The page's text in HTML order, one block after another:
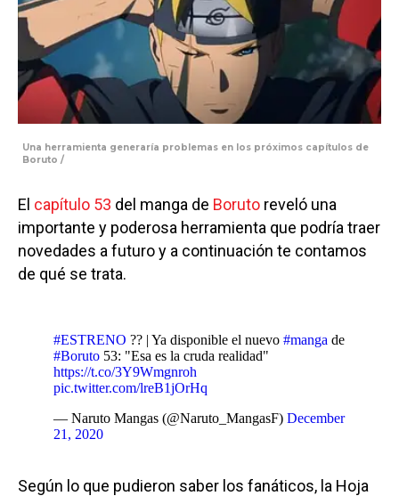
Una herramienta generaría problemas en los próximos capítulos de
Boruto /
El capítulo 53 del manga de Boruto reveló una
importante y poderosa herramienta que podría traer
novedades a futuro y a continuación te contamos
de qué se trata.
#ESTRENO ?? | Ya disponible el nuevo #manga de
#Boruto 53: "Esa es la cruda realidad"
https://t.co/3Y9Wmgnroh
pic.twitter.com/lreB1jOrHq
— Naruto Mangas (@Naruto_MangasF) December
21, 2020
Según lo que pudieron saber los fanáticos, la Hoja